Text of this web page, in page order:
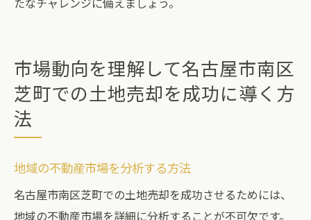
市場動向を理解して名古屋市南区
芝町での土地売却を成功に導く方
法
地域の不動産市場を分析する方法
名古屋市南区芝町での土地売却を成功させるためには、
地域の不動産市場を詳細に分析することが不可欠です。